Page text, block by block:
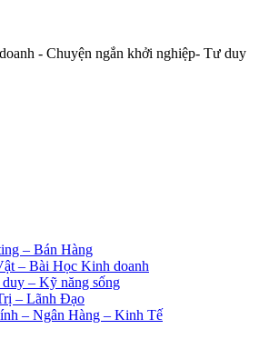
- Chuyện ngắn khởi nghiệp- Tư duy
– Bán Hàng
– Bài Học Kinh doanh
duy – Kỹ năng sống
– Lãnh Đạo
– Ngân Hàng – Kinh Tế